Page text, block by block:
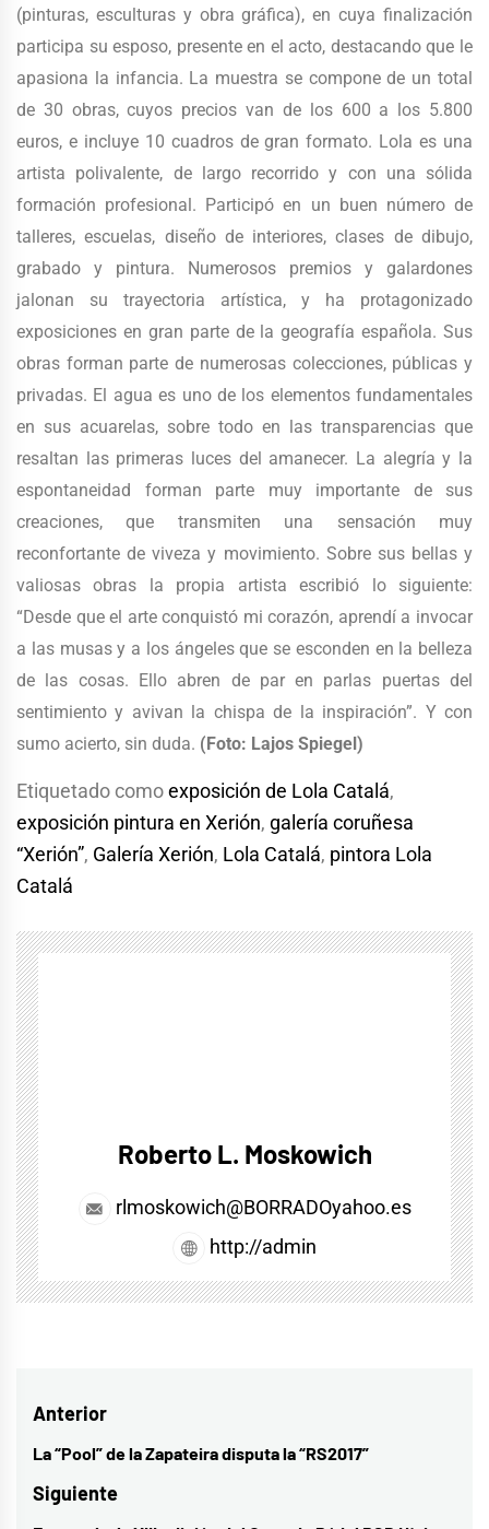
(pinturas, esculturas y obra gráfica), en cuya finalización
participa su esposo, presente en el acto, destacando que le
apasiona la infancia. La muestra se compone de un total
de 30 obras, cuyos precios van de los 600 a los 5.800
euros, e incluye 10 cuadros de gran formato. Lola es una
artista polivalente, de largo recorrido y con una sólida
formación profesional. Participó en un buen número de
talleres, escuelas, diseño de interiores, clases de dibujo,
grabado y pintura. Numerosos premios y galardones
jalonan su trayectoria artística, y ha protagonizado
exposiciones en gran parte de la geografía española. Sus
obras forman parte de numerosas colecciones, públicas y
privadas. El agua es uno de los elementos fundamentales
en sus acuarelas, sobre todo en las transparencias que
resaltan las primeras luces del amanecer. La alegría y la
espontaneidad forman parte muy importante de sus
creaciones, que transmiten una sensación muy
reconfortante de viveza y movimiento. Sobre sus bellas y
valiosas obras la propia artista escribió lo siguiente:
“Desde que el arte conquistó mi corazón, aprendí a invocar
a las musas y a los ángeles que se esconden en la belleza
de las cosas. Ello abren de par en parlas puertas del
sentimiento y avivan la chispa de la inspiración”. Y con
sumo acierto, sin duda. (Foto: Lajos Spiegel)
Etiquetado comoexposición de Lola Catalá,
exposición pintura en Xerión, galería coruñesa
“Xerión”, Galería Xerión, Lola Catalá, pintora Lola
Catalá
Roberto L. Moskowich
rlmoskowich@BORRADOyahoo.es
http://admin
Navegación
de
entradas
Anterior
Entrada
anterior:
La “Pool” de la Zapateira disputa la “RS2017”
Siguiente